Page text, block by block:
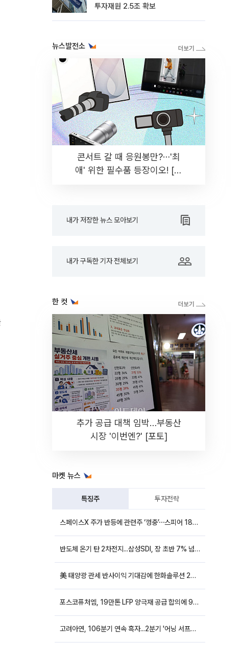
투자재원 2.5조 확보
뉴스발전소
콘서트 갈 때 응원봉만?⋯'최
애' 위한 필수품 등장이오! [솔
내가 저장한 뉴스 모아보기
내가 구독한 기자 전체보기
한 컷
추가 공급 대책 임박…부동산
시장 '이번엔?' [포토]
마켓 뉴스
특징주 투자전략
스페이스X 주가 반등에 관련주 ‘껑충’⋯스피어 18%ㆍ에이치브이엠 12%↑
반도체 온기 탄 2차전지...삼성SDI, 장 초반 7% 넘게 껑충
美 태양광 관세 반사이익 기대감에 한화솔루션 20%대·OCI홀딩스 14%대 급등
포스코퓨처엠, 19만톤 LFP 양극재 공급 합의에 9%대 강세
고려아연, 106분기 연속 흑자...2분기 '어닝 서프라이즈'에 장 초반 12%대 강세